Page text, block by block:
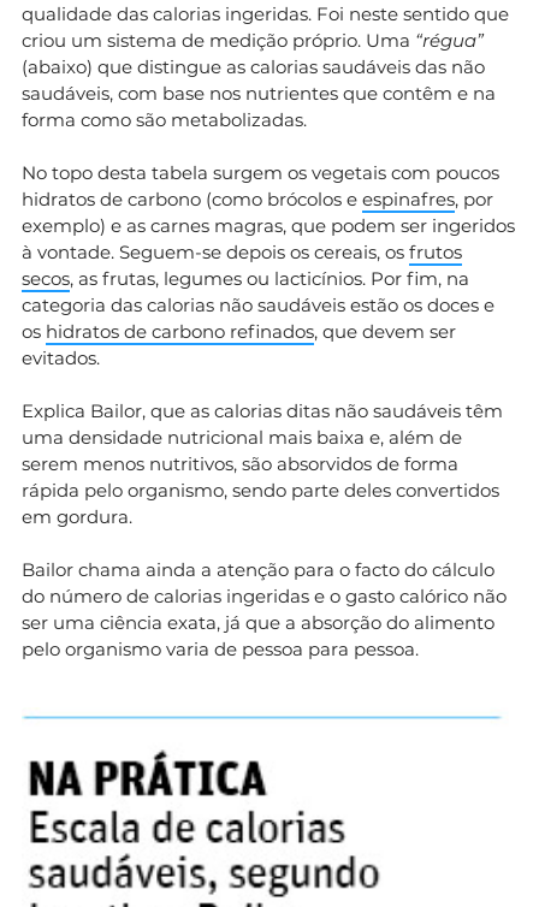
qualidade das calorias ingeridas. Foi neste sentido que
criou um sistema de medição próprio. Uma “régua”
(abaixo) que distingue as calorias saudáveis das não
saudáveis, com base nos nutrientes que contêm e na
forma como são metabolizadas.
No topo desta tabela surgem os vegetais com poucos
hidratos de carbono (como brócolos e espinafres, por
exemplo) e as carnes magras, que podem ser ingeridos
à vontade. Seguem-se depois os cereais, os frutos
secos, as frutas, legumes ou lacticínios. Por fim, na
categoria das calorias não saudáveis estão os doces e
os hidratos de carbono refinados, que devem ser
evitados.
Explica Bailor, que as calorias ditas não saudáveis têm
uma densidade nutricional mais baixa e, além de
serem menos nutritivos, são absorvidos de forma
rápida pelo organismo, sendo parte deles convertidos
em gordura.
Bailor chama ainda a atenção para o facto do cálculo
do número de calorias ingeridas e o gasto calórico não
ser uma ciência exata, já que a absorção do alimento
pelo organismo varia de pessoa para pessoa.